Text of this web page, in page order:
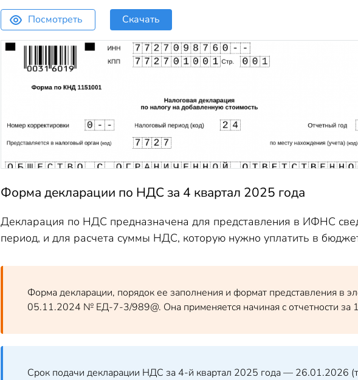
Посмотреть Скачать
Форма декларации по НДС за 4 квартал 2025 года
Декларация по НДС предназначена для представления в ИФНС
период, и для расчета суммы НДС, которую нужно уплатить в
Форма декларации, порядок ее заполнения и формат представления в
05.11.2024 № ЕД-7-3/989@. Она применяется начиная с отчетности за
Срок подачи декларации НДС за 4-й квартал 2025 года — 26.01.2026